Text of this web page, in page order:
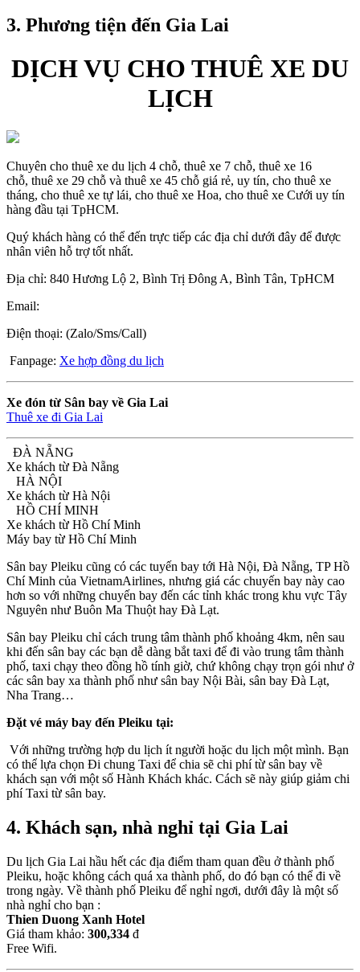
3. Phương tiện đến Gia Lai
DỊCH VỤ CHO THUÊ XE DU
LỊCH
Chuyên cho thuê xe du lịch 4 chỗ, thuê xe 7 chỗ, thuê xe 16
chỗ, thuê xe 29 chỗ và thuê xe 45 chỗ giá rẻ, uy tín, cho thuê xe
tháng, cho thuê xe tự lái, cho thuê xe Hoa, cho thuê xe Cưới uy tín
hàng đầu tại TpHCM.
Quý khách hàng có thể đến trực tiếp các địa chỉ dưới đây để được
nhân viên hỗ trợ tốt nhất.
Địa chỉ: 840 Hương Lộ 2, Bình Trị Đông A, Bình Tân, TpHCM
Email:
Điện thoại: (Zalo/Sms/Call)
Fanpage: Xe hợp đồng du lịch
Xe đón từ Sân bay về Gia Lai
Thuê xe đi Gia Lai
ĐÀ NẴNG
Xe khách từ Đà Nẵng
HÀ NỘI
Xe khách từ Hà Nội
HỒ CHÍ MINH
Xe khách từ Hồ Chí Minh
Máy bay từ Hồ Chí Minh
Sân bay Pleiku cũng có các tuyến bay tới Hà Nội, Đà Nẵng, TP Hồ
Chí Minh của VietnamAirlines, nhưng giá các chuyến bay này cao
hơn so với những chuyến bay đến các tỉnh khác trong khu vực Tây
Nguyên như Buôn Ma Thuột hay Đà Lạt.
Sân bay Pleiku chỉ cách trung tâm thành phố khoảng 4km, nên sau
khi đến sân bay các bạn dễ dàng bắt taxi để đi vào trung tâm thành
phố, taxi chạy theo đồng hồ tính giờ, chứ không chạy trọn gói như ở
các sân bay xa thành phố như sân bay Nội Bài, sân bay Đà Lạt,
Nha Trang…
Đặt vé máy bay đến Pleiku tại:
Với những trường hợp du lịch ít người hoặc du lịch một mình. Bạn
có thể lựa chọn Đi chung Taxi để chia sẽ chi phí từ sân bay về
khách sạn với một số Hành Khách khác. Cách sẽ này giúp giảm chi
phí Taxi từ sân bay.
4. Khách sạn, nhà nghỉ tại Gia Lai
Du lịch Gia Lai hầu hết các địa điểm tham quan đều ở thành phố
Pleiku, hoặc không cách quá xa thành phố, do đó bạn có thể đi về
trong ngày. Về thành phố Pleiku để nghỉ ngơi, dưới đây là một số
nhà nghỉ cho bạn :
Thien Duong Xanh Hotel
Giá tham khảo: 300,334 đ
Free Wifi.